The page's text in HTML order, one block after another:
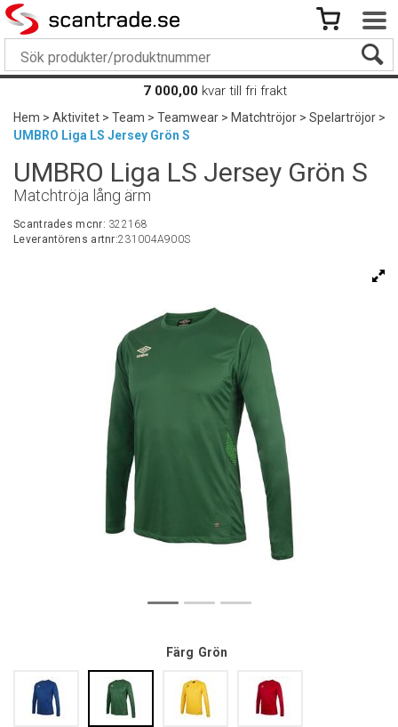
7 000,00 kvar till fri frakt
Hem>Aktivitet>Team>Teamwear>Matchtröjor>Spelartröjor>
UMBRO Liga LS Jersey Grön S
UMBRO Liga LS Jersey Grön S
Matchtröja lång ärm
Scantrades mcnr: 322168
Leverantörens artnr:231004A900S
Färg Grön